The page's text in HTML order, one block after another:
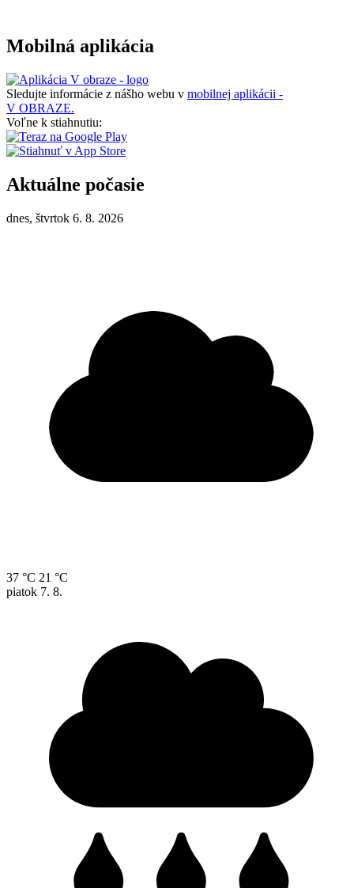
Mobilná aplikácia
Sledujte informácie z nášho webu v mobilnej aplikácii -
V OBRAZE.
Voľne k stiahnutiu:
Aktuálne počasie
dnes, štvrtok 6. 8. 2026
37 °C 21 °C
piatok 7. 8.